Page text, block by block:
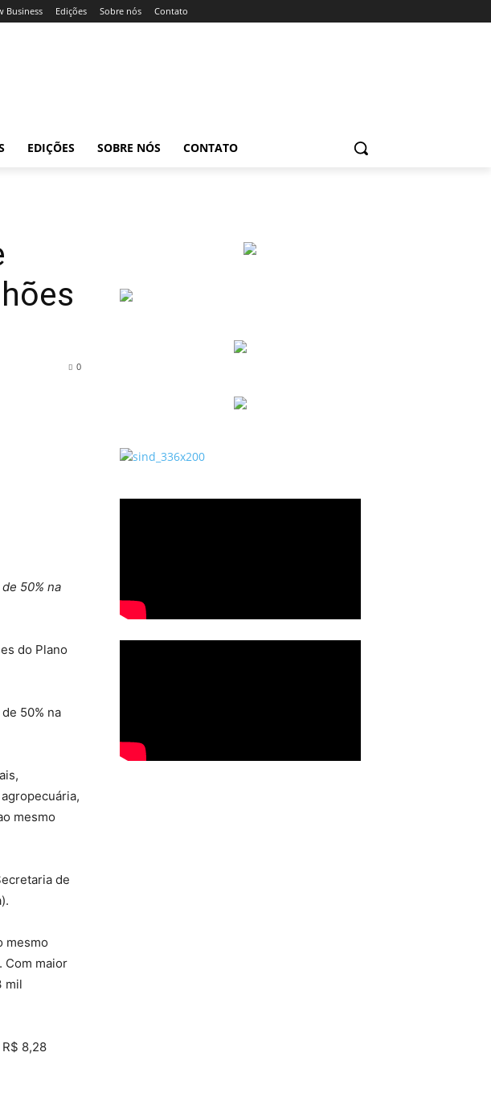
Business Edições Sobre nós Contato
EDIÇÕES SOBRE NÓS CONTATO
0
50% na
do Plano
50% na
mesmo
de
mesmo
Com maior
mil
8,28